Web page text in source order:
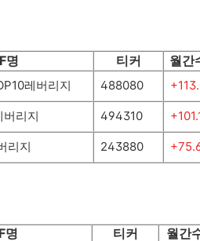
명 티커 월간
레버리지 488080
버리지 494310
리지 243880
명 티커 월간